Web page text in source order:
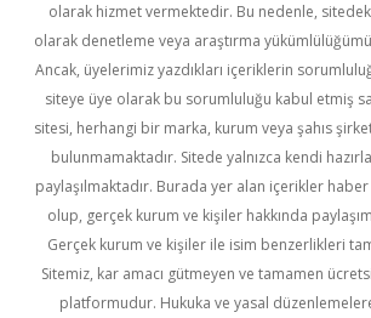
olarak hizmet vermektedir. Bu nedenle,
olarak denetleme veya araştırma
Ancak, üyelerimiz yazdıkları içeriklerin
siteye üye olarak bu sorumluluğu kabul etmiş
sitesi, herhangi bir marka, kurum veya şahıs
bulunmamaktadır. Sitede yalnızca kendi
paylaşılmaktadır. Burada yer alan içerikler
olup, gerçek kurum ve kişiler hakkında
Gerçek kurum ve kişiler ile isim benzerlikleri
Sitemiz, kar amacı gütmeyen ve tamamen
platformudur. Hukuka ve yasal